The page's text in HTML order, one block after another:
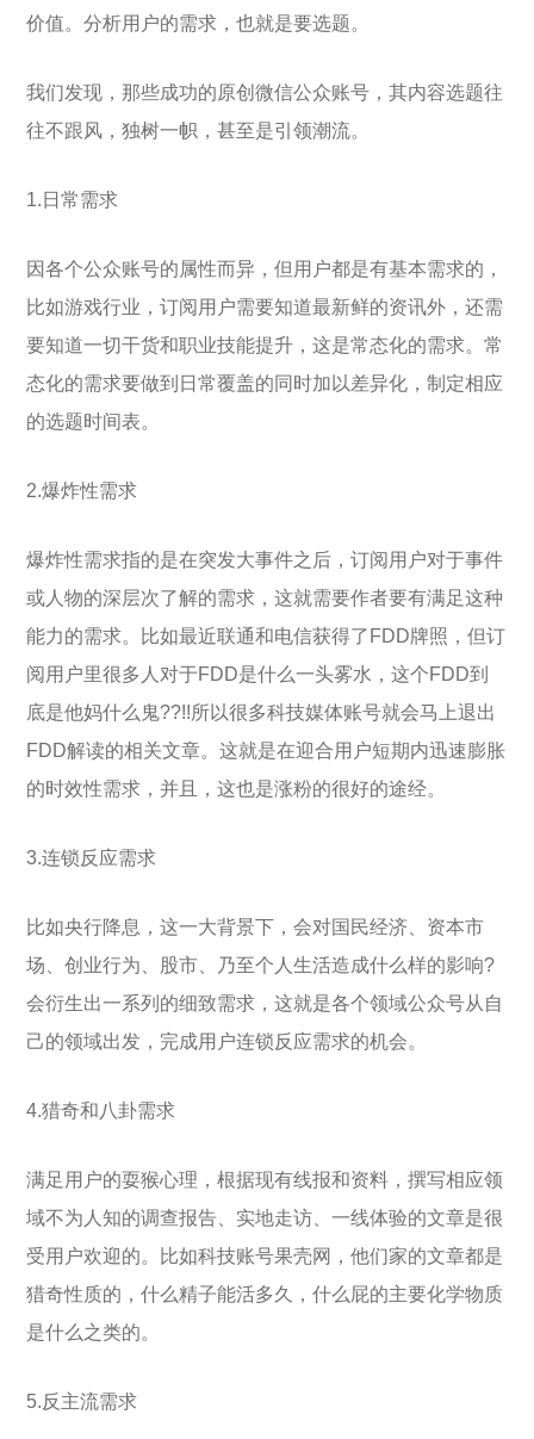
价值。分析用户的需求，也就是要选题。
我们发现，那些成功的原创微信公众账号，其内容选题往
往不跟风，独树一帜，甚至是引领潮流。
1.日常需求
因各个公众账号的属性而异，但用户都是有基本需求的，
比如游戏行业，订阅用户需要知道最新鲜的资讯外，还需
要知道一切干货和职业技能提升，这是常态化的需求。常
态化的需求要做到日常覆盖的同时加以差异化，制定相应
的选题时间表。
2.爆炸性需求
爆炸性需求指的是在突发大事件之后，订阅用户对于事件
或人物的深层次了解的需求，这就需要作者要有满足这种
能力的需求。比如最近联通和电信获得了FDD牌照，但订
阅用户里很多人对于FDD是什么一头雾水，这个FDD到
底是他妈什么鬼??!!所以很多科技媒体账号就会马上退出
FDD解读的相关文章。这就是在迎合用户短期内迅速膨胀
的时效性需求，并且，这也是涨粉的很好的途经。
3.连锁反应需求
比如央行降息，这一大背景下，会对国民经济、资本市
场、创业行为、股市、乃至个人生活造成什么样的影响?
会衍生出一系列的细致需求，这就是各个领域公众号从自
己的领域出发，完成用户连锁反应需求的机会。
4.猎奇和八卦需求
满足用户的耍猴心理，根据现有线报和资料，撰写相应领
域不为人知的调查报告、实地走访、一线体验的文章是很
受用户欢迎的。比如科技账号果壳网，他们家的文章都是
猎奇性质的，什么精子能活多久，什么屁的主要化学物质
是什么之类的。
5.反主流需求